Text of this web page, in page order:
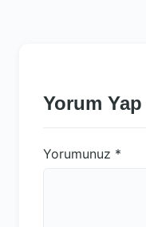
Yorum Yap
Yorumunuz *